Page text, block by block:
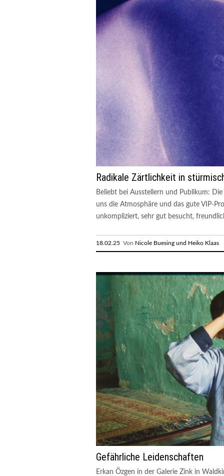
Radikale Zärtlichkeit in
Beliebt bei Ausstellern und Publikum:
uns die Atmosphäre und das gute VIP-
unkompliziert, sehr gut besucht,
18.02.25 Von Nicole Buesing und Heiko Klaas
Gefährliche Leidenschaften
Erkan Özgen in der Galerie Zink in